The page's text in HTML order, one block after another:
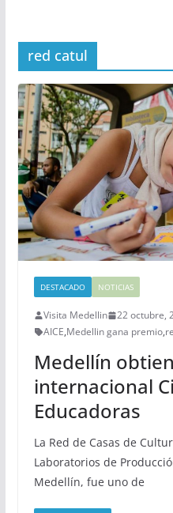
red catul
DESTACADO NOTICIAS
Visita Medellin 22 octubre,
AICE,Medellin gana premio,
Medellín
internacional
Educadoras
La Red de Casas de
Laboratorios de
Medellín, fue uno de